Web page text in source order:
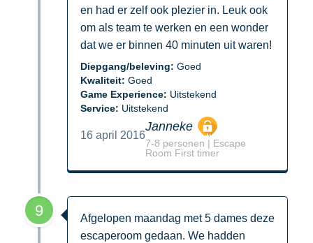
en had er zelf ook plezier in. Leuk ook
om als team te werken en een wonder
dat we er binnen 40 minuten uit waren!
Diepgang/beleving: Goed
Kwaliteit: Goed
Game Experience: Uitstekend
Service: Uitstekend
16 april 2016
Janneke
7-8 personen | Escape
Room First timer
9
Afgelopen maandag met 5 dames deze
escaperoom gedaan. We hadden